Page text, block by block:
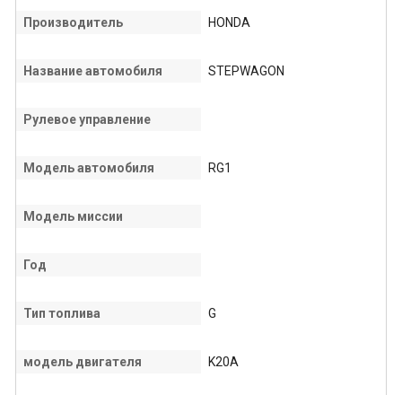
Производитель HONDA
Название автомобиля STEPWAGON
Рулевое управление
Модель автомобиля RG1
Модель миссии
Год
Тип топлива G
модель двигателя K20A